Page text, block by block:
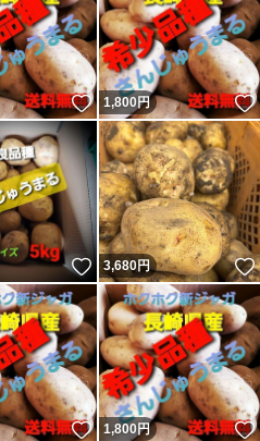
いいね！
1,800 円
いいね！
3,680円
いいね！
1,800 円